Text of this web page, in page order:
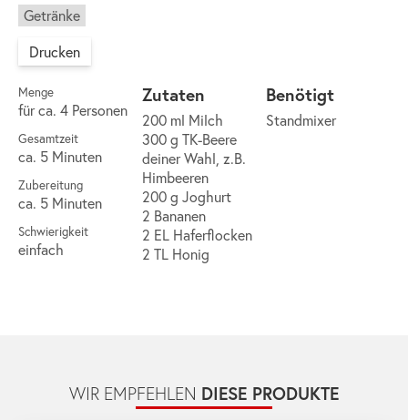
Getränke
Drucken
Menge
für ca. 4 Personen
Gesamtzeit
ca. 5 Minuten
Zubereitung
ca. 5 Minuten
Schwierigkeit
einfach
Zutaten
200 ml Milch
300 g TK-Beere
deiner Wahl, z.B.
Himbeeren
200 g Joghurt
2 Bananen
2 EL Haferflocken
2 TL Honig
Benötigt
Standmixer
WIR EMPFEHLEN DIESE PRODUKTE